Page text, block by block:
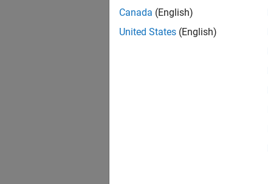
Canada (English)
United States (English)